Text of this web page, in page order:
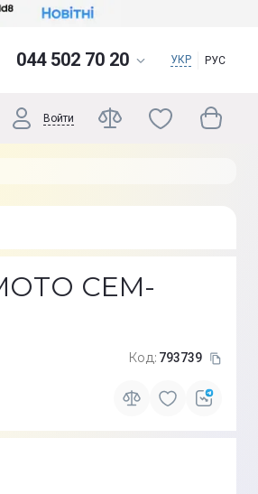
044 502 70 20 УКР РУС
Войти
CEM-
Код: 793739